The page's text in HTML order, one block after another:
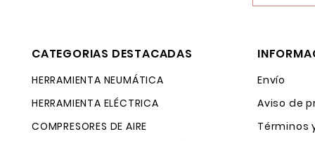
CATEGORIAS DESTACADAS
HERRAMIENTA NEUMÁTICA
HERRAMIENTA ELÉCTRICA
COMPRESORES DE AIRE
Envío
Aviso de
Términos